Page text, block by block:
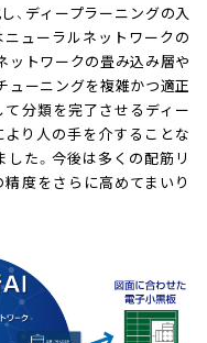
、ディープラーニングの入
ューラルネットワークの
ットワークの畳み込み層や
ューニングを複雑かつ適正
分類を完了させるディー
り人の手を介することな
た。今後は多くの配筋リ
精度をさらに高めてまいり